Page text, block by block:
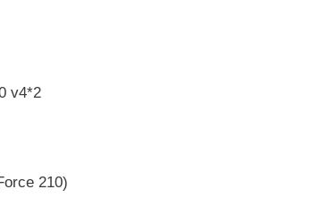
v4*2
210)